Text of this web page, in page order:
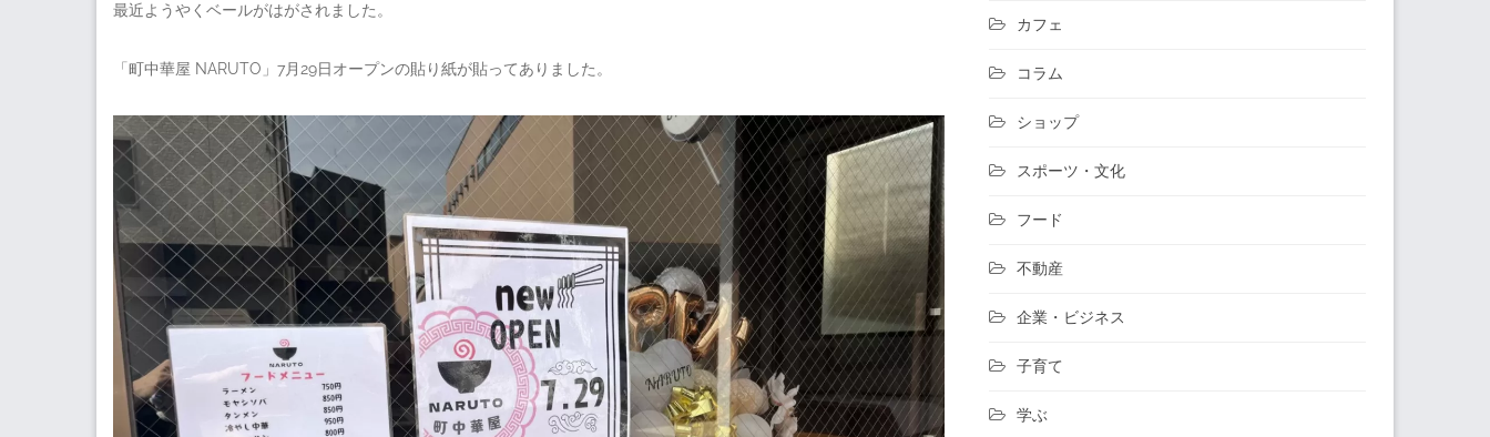
最近ようやくベールがはがされました。
「町中華屋 NARUTO」7月29日オープンの貼り紙が貼ってありました。
カフェ
コラム
ショップ
スポーツ・文化
フード
不動産
企業・ビジネス
子育て
学ぶ